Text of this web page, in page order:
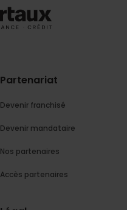
Partenariat
Devenir franchisé
Devenir mandataire
Nos partenaires
Accès partenaires